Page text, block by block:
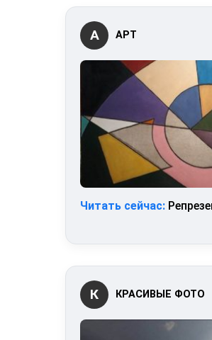
А АРТ
Читать сейчас:
К КРАСИВЫЕ ФОТО